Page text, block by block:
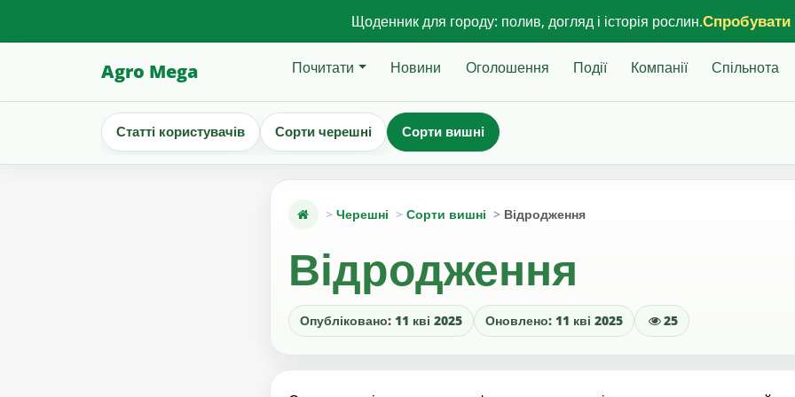
Щоденник для городу: полив, догляд і історія рослин.
Agro Mega Почитати Новини Оголошення Події Компанії Спільнота
Статті користувачів Сорти черешні Сорти вишні
Черешні Сорти вишні Відродження
Відродження
Опубліковано: 11 кві 2025 Оновлено: 11 кві 2025 25